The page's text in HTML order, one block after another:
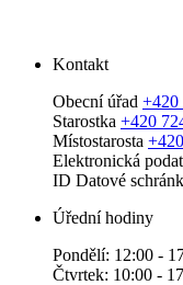
Kontakt
Obecní úřad +420
Starostka +420
Místostarosta
Elektronická
ID Datové
Úřední hodiny
Pondělí: 12:00 -
Čtvrtek: 10:00 -